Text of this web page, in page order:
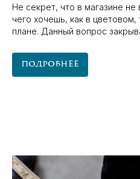
Не секрет, что в магазине не
чего хочешь, как в цветовом,
плане. Данный вопрос
Подробнее